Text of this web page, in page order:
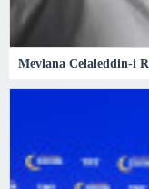
Mevlana Celaleddin-i